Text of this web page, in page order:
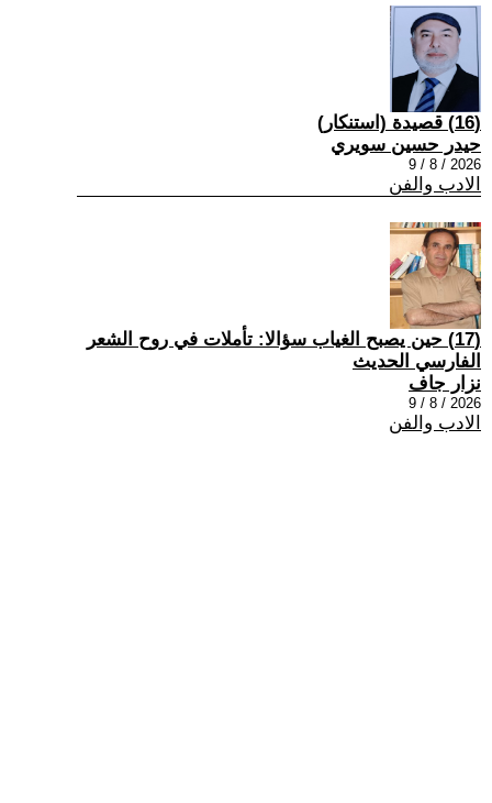
(16) قصيدة (استنكار)
حيدر حسين سويري
2026 / 8 / 9
الادب والفن
(17) حين يصبح الغياب سؤالا: تأملات في روح الشعر
الفارسي الحديث
نزار جاف
2026 / 8 / 9
الادب والفن